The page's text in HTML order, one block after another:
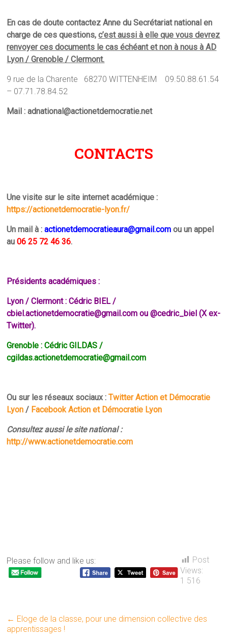
En cas de doute contactez Anne du Secrétariat national en
charge de ces questions,c’est aussi à elle que vous devrez
renvoyer ces documents le cas échéant et non à nous à AD
Lyon / Grenoble / Clermont.
9 rue de la Charente 68270 WITTENHEIM 09.50.88.61.54
– 07.71.78.84.52
Mail : adnational@actionetdemocratie.net
CONTACTS
Une visite sur le site internet académique :
https://actionetdemocratie-lyon.fr/
Un mail à :actionetdemocratieaura@gmail.com ou un appel
au06 25 72 46 36.
Présidents académiques :
Lyon / Clermont : Cédric BIEL /
cbiel.actionetdemocratie@gmail.com ou@cedric_biel (X ex-
Twitter).
Grenoble : Cédric GILDAS /
cgildas.actionetdemocratie@gmail.com
Ou sur les réseaux sociaux :Twitter Action et Démocratie
Lyon / Facebook Action et Démocratie Lyon
Consultez aussi le site national :
http://www.actionetdemocratie.com
Please follow and like us:
Post
Views:
1 516
← Eloge de la classe, pour une dimension collective des
apprentissages !